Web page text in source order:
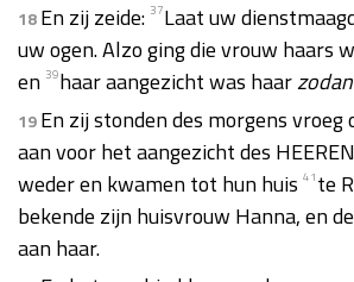
18En zij zeide: 37Laat uw
uw ogen. Alzo ging die vrouw haars
en 39haar aangezicht was haar
19En zij stonden des morgens vroeg
aan voor het aangezicht des
weder en kwamen tot hun huis 41 te
bekende zijn huisvrouw Hanna, en
aan haar.